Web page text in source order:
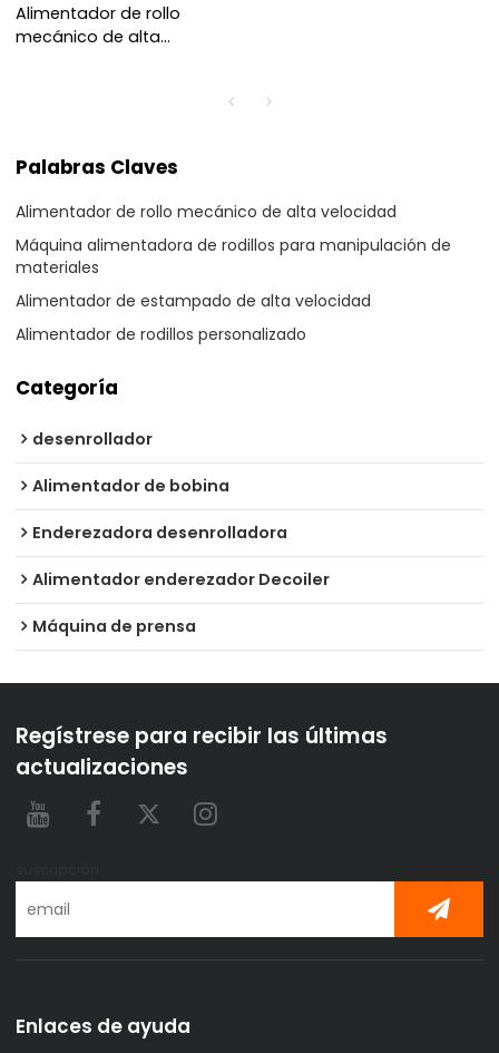
Alimentador de rollo
mecánico de alta
Palabras Claves
Alimentador de rollo mecánico de alta velocidad
Máquina alimentadora de rodillos para manipulación de
materiales
Alimentador de estampado de alta velocidad
Alimentador de rodillos personalizado
Categoría
desenrollador
Alimentador de bobina
Enderezadora desenrolladora
Alimentador enderezador Decoiler
Máquina de prensa
Regístrese para recibir las últimas
actualizaciones
Enlaces de ayuda